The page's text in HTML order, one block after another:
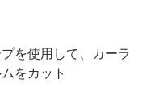
を使用して、カーラ
をカット